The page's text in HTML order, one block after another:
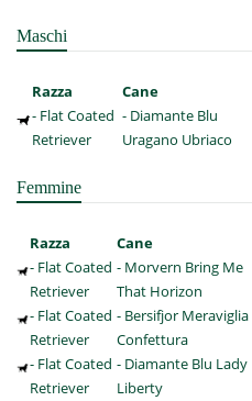
Maschi
Razza Cane
- Flat Coated
Retriever
- Diamante Blu
Uragano Ubriaco
Femmine
Razza Cane
- Flat Coated
Retriever
- Morvern Bring Me
That Horizon
- Flat Coated
Retriever
- Bersifjor Meraviglia
Confettura
- Flat Coated
Retriever
- Diamante Blu Lady
Liberty